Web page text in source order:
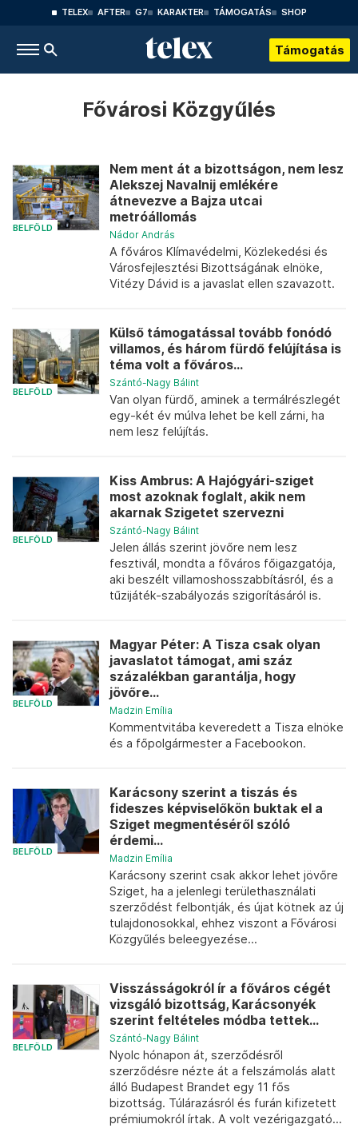
TELEX AFTER G7 KARAKTER TÁMOGATÁS SHOP
Támogatás
Fővárosi Közgyűlés
BELFÖLD
Nem ment át a bizottságon, nem lesz
Alekszej Navalnij emlékére
átnevezve a Bajza utcai
metróállomás
Nádor András
A főváros Klímavédelmi, Közlekedési és
Városfejlesztési Bizottságának elnöke,
Vitézy Dávid is a javaslat ellen szavazott.
BELFÖLD
Külső támogatással tovább fonódó
villamos, és három fürdő felújítása is
téma volt a főváros...
Szántó-Nagy Bálint
Van olyan fürdő, aminek a termálrészlegét
egy-két év múlva lehet be kell zárni, ha
nem lesz felújítás.
BELFÖLD
Kiss Ambrus: A Hajógyári-sziget
most azoknak foglalt, akik nem
akarnak Szigetet szervezni
Szántó-Nagy Bálint
Jelen állás szerint jövőre nem lesz
fesztivál, mondta a főváros főigazgatója,
aki beszélt villamoshosszabbításról, és a
tűzijáték-szabályozás szigorításáról is.
BELFÖLD
Magyar Péter: A Tisza csak olyan
javaslatot támogat, ami száz
százalékban garantálja, hogy
jövőre...
Madzin Emília
Kommentvitába keveredett a Tisza elnöke
és a főpolgármester a Facebookon.
BELFÖLD
Karácsony szerint a tiszás és
fideszes képviselőkön buktak el a
Sziget megmentéséről szóló
érdemi...
Madzin Emília
Karácsony szerint csak akkor lehet jövőre
Sziget, ha a jelenlegi területhasználati
szerződést felbontják, és újat kötnek az új
tulajdonosokkal, ehhez viszont a Fővárosi
Közgyűlés beleegyezése...
BELFÖLD
Visszásságokról ír a főváros cégét
vizsgáló bizottság, Karácsonyék
szerint feltételes módba tettek...
Szántó-Nagy Bálint
Nyolc hónapon át, szerződésről
szerződésre nézte át a felszámolás alatt
álló Budapest Brandet egy 11 fős
bizottság. Túlárazásról és furán kifizetett
prémiumokról írtak. A volt vezérigazgató...